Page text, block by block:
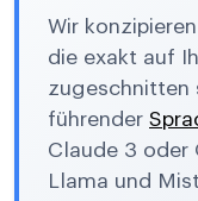
Wir
die exakt auf
zugeschnitten
führender
Claude 3 oder
Llama und